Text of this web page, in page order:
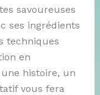
savoureuses
ses ingrédients
techniques
en
histoire, un
vous fera